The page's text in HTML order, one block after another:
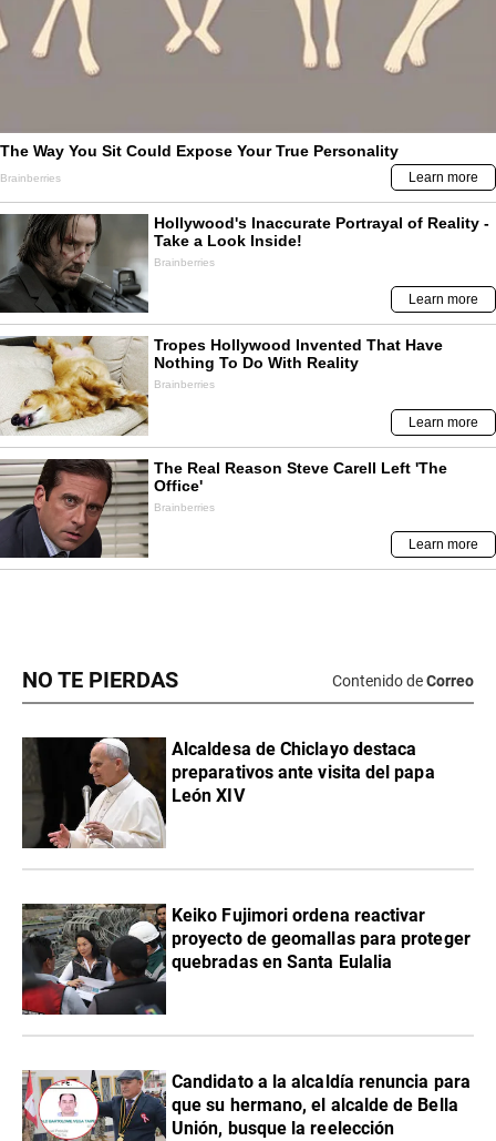
NO TE PIERDAS Contenido deCorreo
Alcaldesa de Chiclayo destaca
preparativos ante visita del papa
León XIV
Keiko Fujimori ordena reactivar
proyecto de geomallas para proteger
quebradas en Santa Eulalia
Candidato a la alcaldía renuncia para
que su hermano, el alcalde de Bella
Unión, busque la reelección